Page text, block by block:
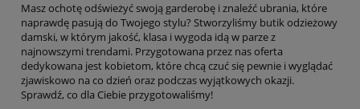
Masz ochotę odświeżyć swoją garderobę i znaleźć ubrania, które
naprawdę pasują do Twojego stylu? Stworzyliśmy butik odzieżowy
damski, w którym jakość, klasa i wygoda idą w parze z
najnowszymi trendami. Przygotowana przez nas oferta
dedykowana jest kobietom, które chcą czuć się pewnie i wyglądać
zjawiskowo na co dzień oraz podczas wyjątkowych okazji.
Sprawdź, co dla Ciebie przygotowaliśmy!